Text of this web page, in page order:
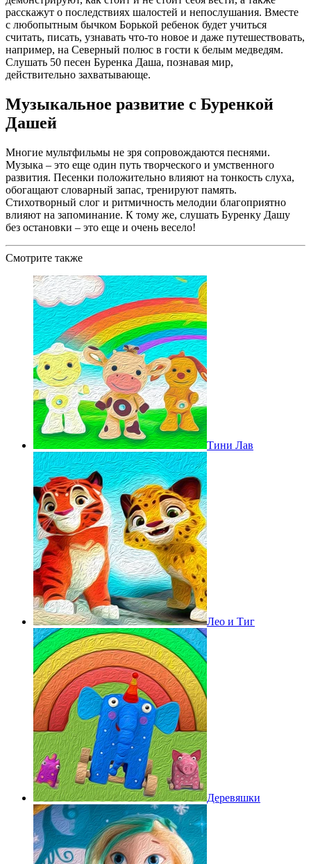
расскажут о последствиях шалостей и непослушания. Вместе
с любопытным бычком Борькой ребенок будет учиться
считать, писать, узнавать что-то новое и даже путешествовать,
например, на Северный полюс в гости к белым медведям.
Слушать 50 песен Буренка Даша, познавая мир,
действительно захватывающе.
Музыкальное развитие с Буренкой
Дашей
Многие мультфильмы не зря сопровождаются песнями.
Музыка – это еще один путь творческого и умственного
развития. Песенки положительно влияют на тонкость слуха,
обогащают словарный запас, тренируют память.
Стихотворный слог и ритмичность мелодии благоприятно
влияют на запоминание. К тому же, слушать Буренку Дашу
без остановки – это еще и очень весело!
Смотрите также
Тини Лав
Лео и Тиг
Деревяшки